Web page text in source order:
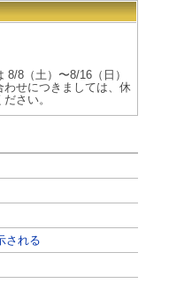
8（土）〜8/16（日）
せにつきましては、休
さい。
される